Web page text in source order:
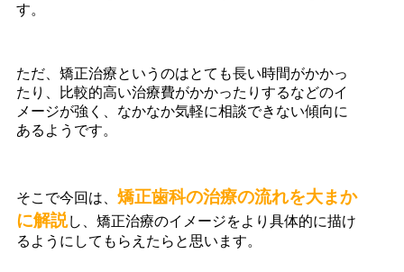
す。
ただ、矯正治療というのはとても長い時間がかかっ
たり、比較的高い治療費がかかったりするなどのイ
メージが強く、なかなか気軽に相談できない傾向に
あるようです。
そこで今回は、 矯正歯科の治療の流れを大まか
に解説し、矯正治療のイメージをより具体的に描け
るようにしてもらえたらと思います。